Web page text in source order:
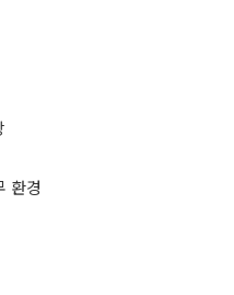
환경